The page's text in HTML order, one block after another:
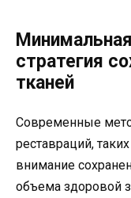
стратегия
тканей
Современные
реставраций,
внимание
объема здоровой